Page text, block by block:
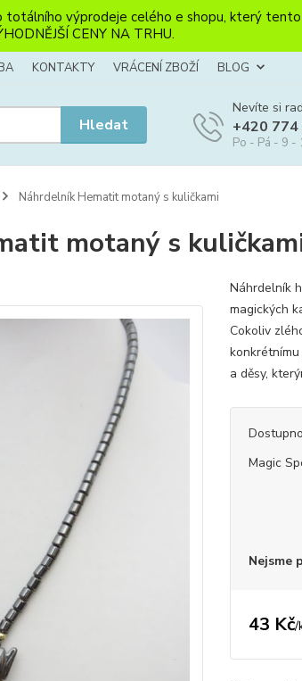
totálního výprodeje celého e shopu, který
CENY NA TRHU.
KONTAKTY VRÁCENÍ ZBOŽÍ BLOG
Hledat
Nevíte si
+420
Po - Pá - 9 -
Náhrdelník Hematit motaný s kuličkami
motaný s
Náhrdelník
magických
Cokoliv
a děsy,
Magic
Nejsme
43 Kč/